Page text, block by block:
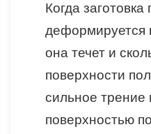
Когда заготовка
деформируется
она течет и
поверхности
сильное трение
поверхностью